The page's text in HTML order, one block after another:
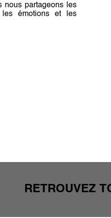
nous partageons les
émotions et les
RETROUVEZ